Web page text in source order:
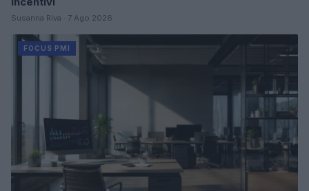
Susanna Riva · 7 Ago 2026
FOCUS PMI